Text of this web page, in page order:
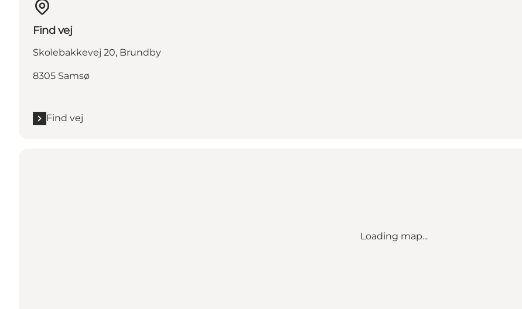
Find vej
Skolebakkevej 20, Brundby
8305 Samsø
Find vej
Loading map...